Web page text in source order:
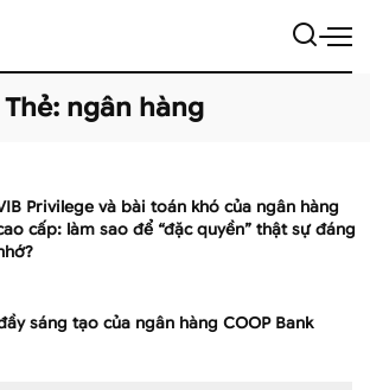
Thẻ: ngân hàng
Privilege và bài toán khó của ngân hàng
cấp: làm sao để “đặc quyền” thật sự đáng
sáng tạo của ngân hàng COOP Bank